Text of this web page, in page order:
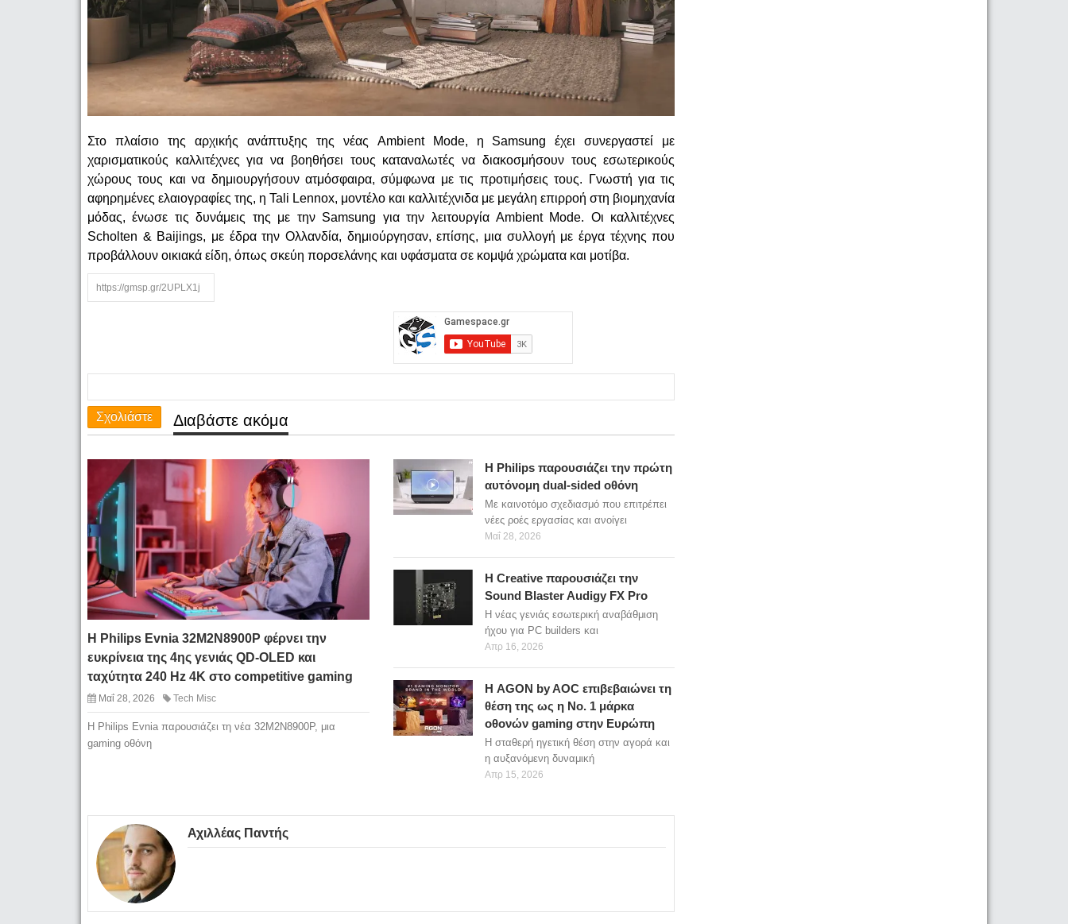
Στο πλαίσιο της αρχικής ανάπτυξης της νέας Ambient Mode, η Samsung έχει συνεργαστεί με
χαρισματικούς καλλιτέχνες για να βοηθήσει τους καταναλωτές να διακοσμήσουν τους εσωτερικούς
χώρους τους και να δημιουργήσουν ατμόσφαιρα, σύμφωνα με τις προτιμήσεις τους. Γνωστή για τις
αφηρημένες ελαιογραφίες της, η Tali Lennox, μοντέλο και καλλιτέχνιδα με μεγάλη επιρροή στη βιομηχανία
μόδας, ένωσε τις δυνάμεις της με την Samsung για την λειτουργία Ambient Mode. Οι καλλιτέχνες
Scholten & Baijings, με έδρα την Ολλανδία, δημιούργησαν, επίσης, μια συλλογή με έργα τέχνης που
προβάλλουν οικιακά είδη, όπως σκεύη πορσελάνης και υφάσματα σε κομψά χρώματα και μοτίβα.
Σχολιάστε Διαβάστε ακόμα
Η Philips Evnia 32M2N8900P φέρνει την
ευκρίνεια της 4ης γενιάς QD-OLED και
ταχύτητα 240 Hz 4K στο competitive gaming
Μαΐ 28, 2026 Tech Misc
Η Philips Evnia παρουσιάζει τη νέα 32M2N8900P, μια
gaming οθόνη
Η Philips παρουσιάζει την πρώτη
αυτόνομη dual-sided οθόνη
Με καινοτόμο σχεδιασμό που επιτρέπει
νέες ροές εργασίας και ανοίγει
Μαΐ 28, 2026
Η Creative παρουσιάζει την
Sound Blaster Audigy FX Pro
Η νέας γενιάς εσωτερική αναβάθμιση
ήχου για PC builders και
Απρ 16, 2026
Η AGON by AOC επιβεβαιώνει τη
θέση της ως η Νο. 1 μάρκα
οθονών gaming στην Ευρώπη
Η σταθερή ηγετική θέση στην αγορά και
η αυξανόμενη δυναμική
Απρ 15, 2026
Αχιλλέας Παντής